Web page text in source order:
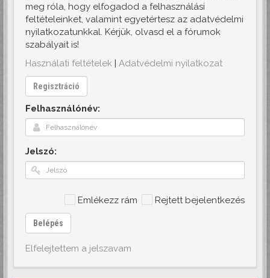
meg róla, hogy elfogadod a felhasználási
feltételeinket, valamint egyetértesz az adatvédelmi
nyilatkozatunkkal. Kérjük, olvasd el a fórumok
szabályait is!
Használati feltételek | Adatvédelmi nyilatkozat
Regisztráció
Felhasználónév:
Jelszó:
Emlékezz rám Rejtett bejelentkezés
Belépés
Elfelejtettem a jelszavam